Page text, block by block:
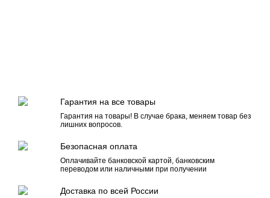
Гарантия на все товары
Гарантия на товары! В случае брака, меняем товар без
лишних вопросов.
Безопасная оплата
Оплачивайте банковской картой, банковским
переводом или наличными при получении
Доставка по всей России